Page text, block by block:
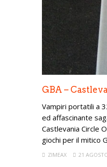
GBA –
Vampiri portatili a
ed affascinante
Castlevania Circle
giochi per il mitico
ZIMEAX 21